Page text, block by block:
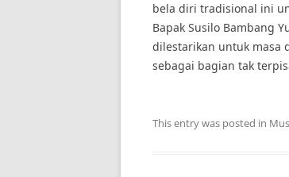
bela diri tradisional ini
Bapak Susilo Bambang
dilestarikan untuk masa
sebagai bagian tak
This entry was posted in